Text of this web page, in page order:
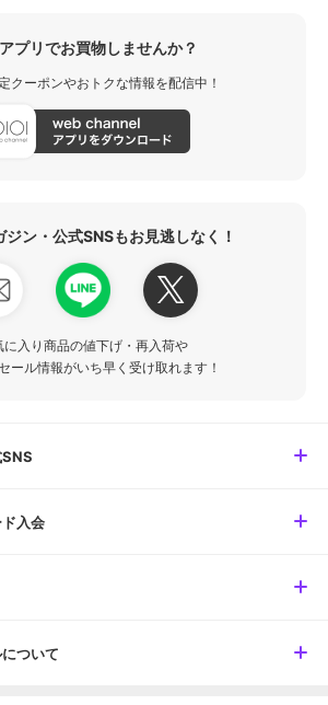
プリでお買物しませんか？
クーポンやおトクな情報を配信中！
ジン・公式SNSもお見逃しなく！
に入り商品の値下げ・再入荷や
ール情報がいち早く受け取れます！
入会
ついて